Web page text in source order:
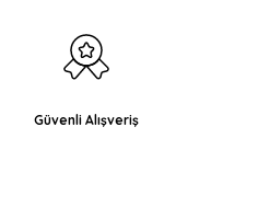
Güvenli Alışveriş